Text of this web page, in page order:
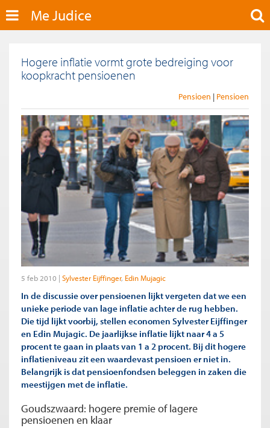
Me Judice
Hogere inflatie vormt grote bedreiging voor
koopkracht pensioenen
Pensioen Pensioen
5 feb 2010 Sylvester Eijffinger Edin Mujagic
In de discussie over pensioenen lijkt vergeten dat we een
unieke periode van lage inflatie achter de rug hebben.
Die tijd lijkt voorbij, stellen economen Sylvester Eijffinger
en Edin Mujagic. De jaarlijkse inflatie lijkt naar 4 a 5
procent te gaan in plaats van 1 a 2 procent. Bij dit hogere
inflatieniveau zit een waardevast pensioen er niet in.
Belangrijk is dat pensioenfondsen beleggen in zaken die
meestijgen met de inflatie.
Goudszwaard: hogere premie of lagere
pensioenen en klaar